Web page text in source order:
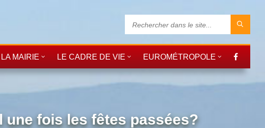
LA MAIRIE LE CADRE DE VIE EUROMÉTROPOLE
une fois les fêtes passées?